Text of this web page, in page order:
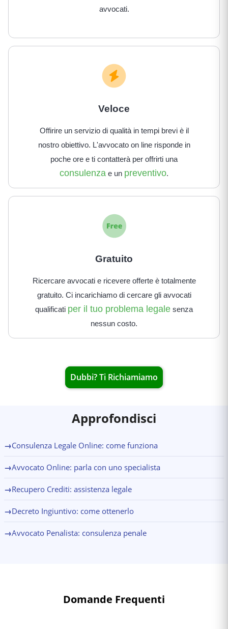
avvocati.
Veloce
Offirire un servizio di qualità in tempi brevi è il
nostro obiettivo. L'avvocato on line risponde in
poche ore e ti contatterà per offrirti una
consulenza e un preventivo.
Gratuito
Ricercare avvocati e ricevere offerte è totalmente
gratuito. Ci incarichiamo di cercare gli avvocati
qualificati per il tuo problema legale senza
nessun costo.
Dubbi? Ti Richiamiamo
Approfondisci
→Consulenza Legale Online: come funziona
→Avvocato Online: parla con uno specialista
→Recupero Crediti: assistenza legale
→Decreto Ingiuntivo: come ottenerlo
→Avvocato Penalista: consulenza penale
Domande Frequenti